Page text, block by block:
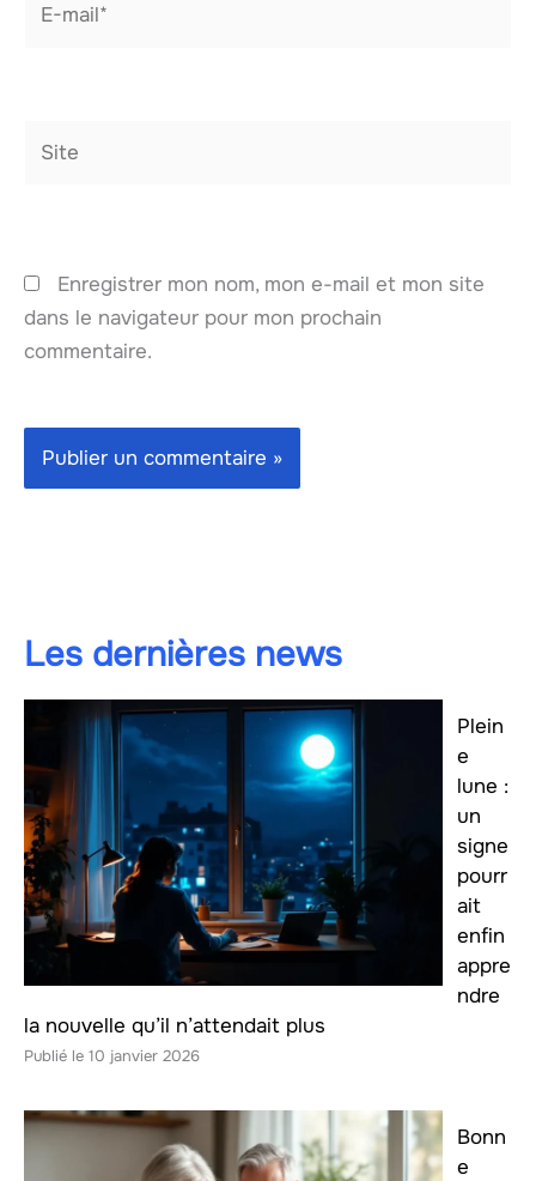
Enregistrer mon nom, mon e-mail et mon site
dans le navigateur pour mon prochain
commentaire.
Les dernières news
Plein
e
lune :
un
signe
pourr
ait
enfin
appre
ndre
la nouvelle qu’il n’attendait plus
10 janvier 2026
Bonn
e